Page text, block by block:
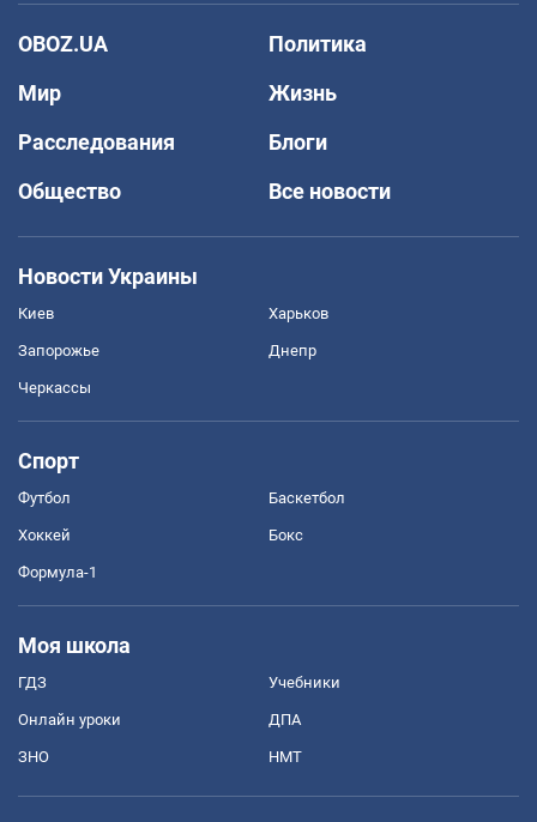
OBOZ.UA
Политика
Мир
Жизнь
Расследования
Блоги
Общество
Все новости
Новости Украины
Киев Харьков
Запорожье Днепр
Черкассы
Спорт
Футбол Баскетбол
Хоккей Бокс
Формула-1
Моя школа
ГДЗ Учебники
Онлайн уроки ДПА
ЗНО НМТ